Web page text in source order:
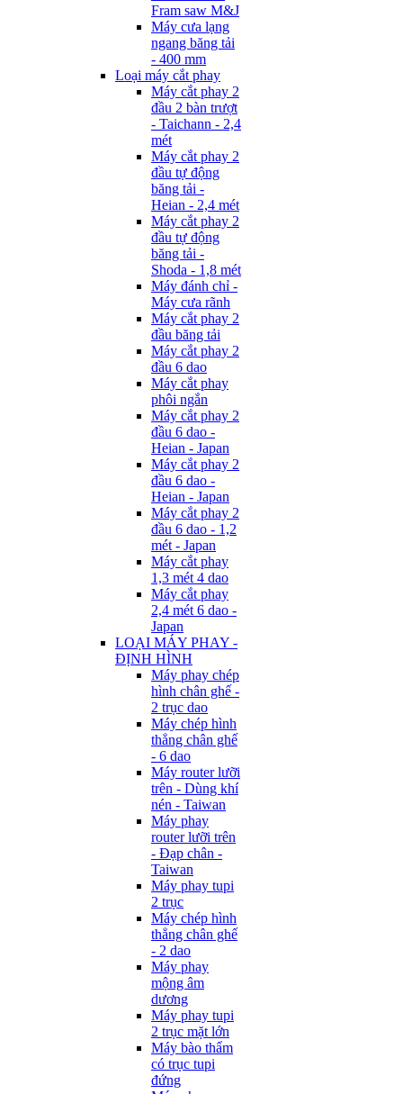
Fram saw M&J
Máy cưa lạng
ngang băng tải
- 400 mm
Loại máy cắt phay
Máy cắt phay 2
đầu 2 bàn trượt
- Taichann - 2,4
mét
Máy cắt phay 2
đầu tự động
băng tải -
Heian - 2,4 mét
Máy cắt phay 2
đầu tự động
băng tải -
Shoda - 1,8 mét
Máy đánh chỉ -
Máy cưa rãnh
Máy cắt phay 2
đầu băng tải
Máy cắt phay 2
đầu 6 dao
Máy cắt phay
phôi ngắn
Máy cắt phay 2
đầu 6 dao -
Heian - Japan
Máy cắt phay 2
đầu 6 dao -
Heian - Japan
Máy cắt phay 2
đầu 6 dao - 1,2
mét - Japan
Máy cắt phay
1,3 mét 4 dao
Máy cắt phay
2,4 mét 6 dao -
Japan
LOẠI MÁY PHAY -
ĐỊNH HÌNH
Máy phay chép
hình chân ghế -
2 trục dao
Máy chép hình
thẳng chân ghế
- 6 dao
Máy router lưỡi
trên - Dùng khí
nén - Taiwan
Máy phay
router lưỡi trên
- Đạp chân -
Taiwan
Máy phay tupi
2 trục
Máy chép hình
thẳng chân ghế
- 2 dao
Máy phay
mộng âm
dương
Máy phay tupi
2 trục mặt lớn
Máy bào thẩm
có trục tupi
đứng